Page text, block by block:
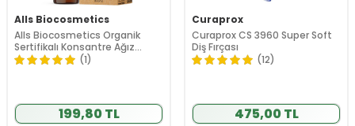
Alls Biocosmetics
Alls Biocosmetics Organik
Sertifikalı Konsantre Ağız
Çalkalama Suyu 100 ml
(1)
199,80 TL
Curaprox
Curaprox CS 3960 Super Soft
Diş Fırçası
(12)
475,00 TL